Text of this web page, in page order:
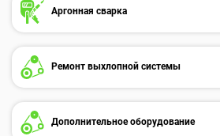
Аргонная сварка
Ремонт выхлопной системы
Дополнительное оборудование